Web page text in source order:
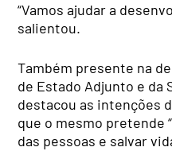
“Vamos ajudar a
salientou.
Também presente na
de Estado Adjunto e da
destacou as intenções
que o mesmo pretende
das pessoas e salvar